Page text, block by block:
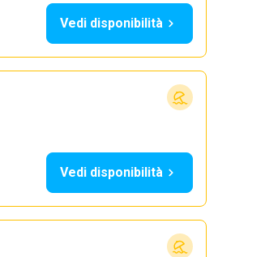
Vedi disponibilità
Vedi disponibilità